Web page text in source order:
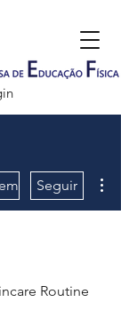
Seguir
Routine